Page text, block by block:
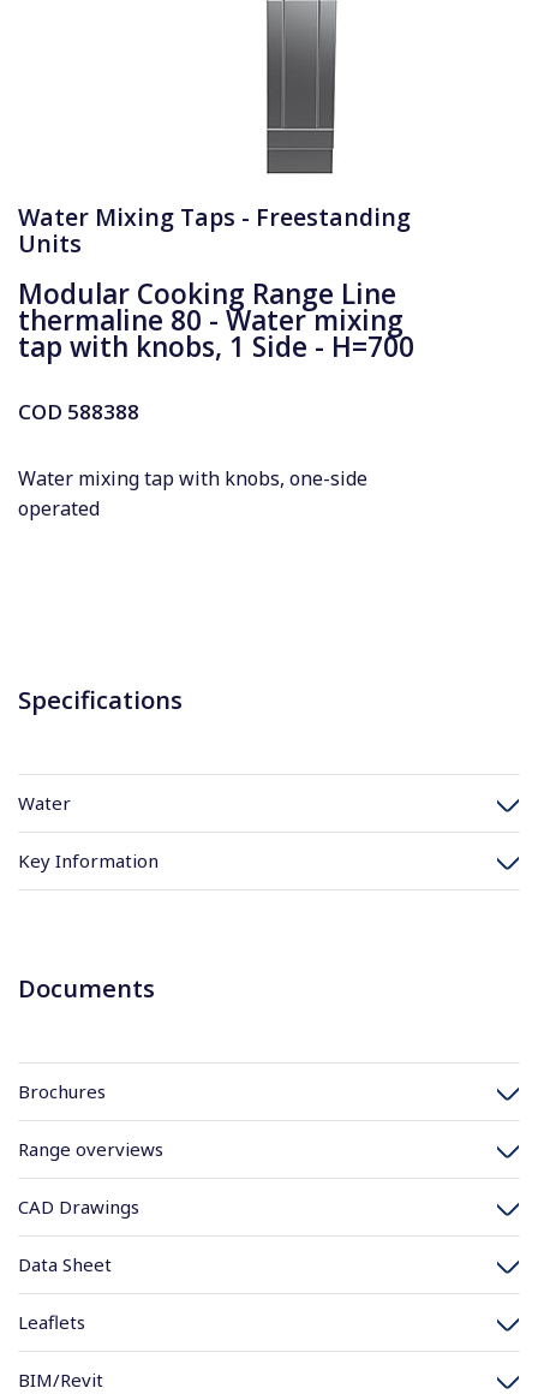
Water Mixing Taps - Freestanding
Units
Modular Cooking Range Line
thermaline 80 - Water mixing
tap with knobs, 1 Side - H=700
COD 588388
Water mixing tap with knobs, one-side
operated
Specifications
Water
Key Information
Documents
Brochures
Range overviews
CAD Drawings
Data Sheet
Leaflets
BIM/Revit